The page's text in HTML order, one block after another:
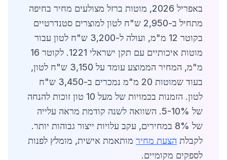
באפריל 2026, מוטות ברזל מצולעים מחיר בחיפה
מתחיל ב-2,950 ש"ח לטון למוצרים סטנדרטיים
בקוטר 12 מ"מ, ועולה ל-3,200 ש"ח לטון עבור
מוטות איכותיים עם תקן ישראלי 1221. לקוטר 16
מ"מ, המחיר הממוצע עומד על 3,150 ש"ח לטון,
בעוד שמוטות 20 מ"מ נמכרים ב-3,450 ש"ח
לטון. הזמנות בכמויות של מעל 10 טון זוכות להנחה
של 5-10%. השוואה לשנה קודמת מראה עלייה
של 8% במחירים, עקב עלויות ייצור גבוהות יותר.
לקבלת הצעת מחיר מותאמת אישית, מומלץ לפנות
לספקים מקומיים.